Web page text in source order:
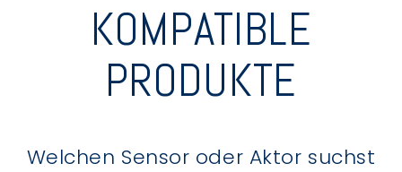
KOMPATIBLE
PRODUKTE
Welchen Sensor oder Aktor suchst